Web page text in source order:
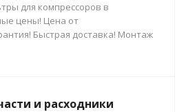
для компрессоров в
цены! Цена от
Быстрая доставка! Монтаж
и расходники